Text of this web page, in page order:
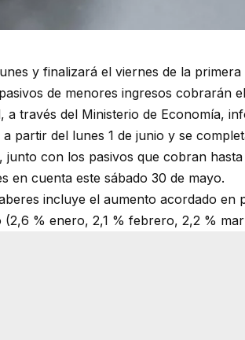
y finalizará el viernes de la
de menores ingresos cobrarán
a través del Ministerio de Economía,
partir del lunes 1 de junio y se
junto con los pasivos que cobran
en cuenta este sábado 30 de mayo.
incluye el aumento acordado en
(2,6 % enero, 2,1 % febrero, 2,2 %